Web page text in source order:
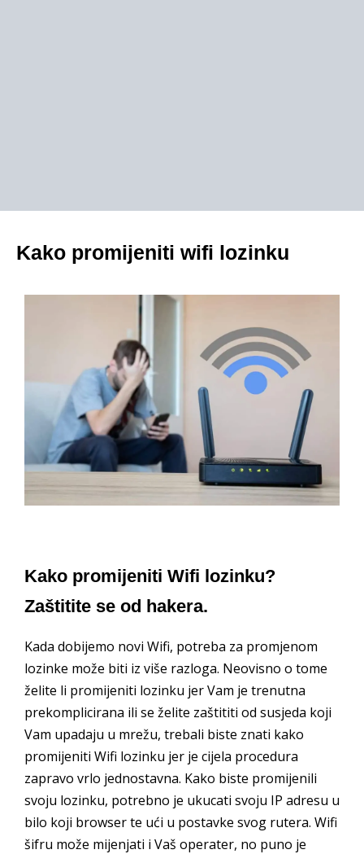
Kako promijeniti wifi lozinku
Kako promijeniti Wifi lozinku?
Zaštitite se od hakera.
Kada dobijemo novi Wifi, potreba za promjenom
lozinke može biti iz više razloga. Neovisno o tome
želite li promijeniti lozinku jer Vam je trenutna
prekomplicirana ili se želite zaštititi od susjeda koji
Vam upadaju u mrežu, trebali biste znati kako
promijeniti Wifi lozinku jer je cijela procedura
zapravo vrlo jednostavna. Kako biste promijenili
svoju lozinku, potrebno je ukucati svoju IP adresu u
bilo koji browser te ući u postavke svog rutera. Wifi
šifru može mijenjati i Vaš operater, no puno je